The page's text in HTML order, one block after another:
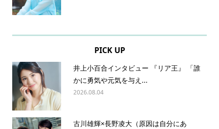
PICK UP
井上小百合インタビュー 『リア王』 「誰
かに勇気や元気を与え...
2026.08.04
古川雄輝×長野凌大（原因は自分にあ